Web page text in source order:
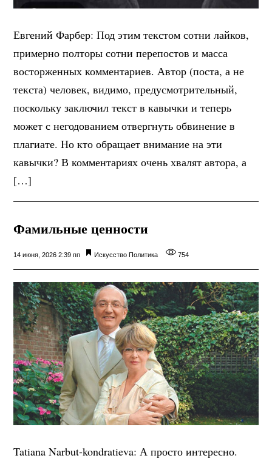
Евгений Фарбер: Под этим текстом сотни лайков,
примерно полторы сотни перепостов и масса
восторженных комментариев. Автор (поста, а не
текста) человек, видимо, предусмотрительный,
поскольку заключил текст в кавычки и теперь
может с негодованием отвергнуть обвинение в
плагиате. Но кто обращает внимание на эти
кавычки? В комментариях очень хвалят автора, а
[…]
Фамильные ценности
14 июня, 2026 2:39 пп Искусство Политика 754
Tatiana Narbut-kondratieva: А просто интересно.